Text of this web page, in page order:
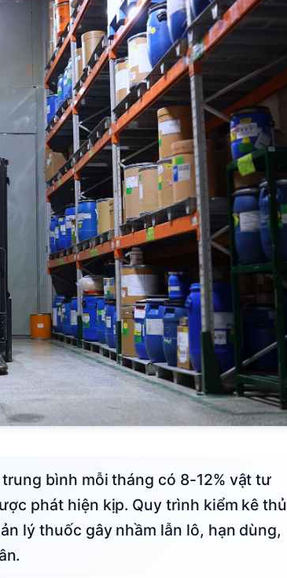
phát hiện kịp. Quy trình kiểm kê thủ
lý thuốc gây nhầm lẫn lô, hạn dùng,